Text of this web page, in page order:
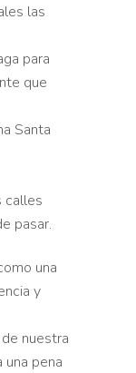
las
para
que
Santa
calles
pasar.
una
y
nuestra
una pena